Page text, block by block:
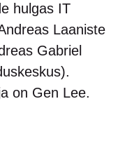
hulgas IT
Laaniste
Gabriel
on Gen Lee.